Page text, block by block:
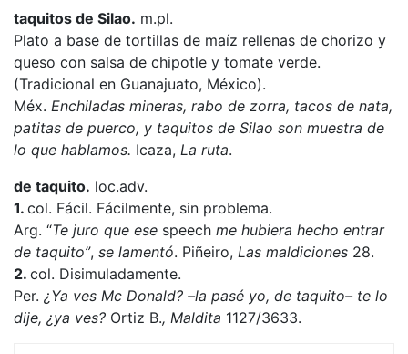
taquitos de Silao. m.pl.
Plato a base de tortillas de maíz rellenas de chorizo y
queso con salsa de chipotle y tomate verde.
(Tradicional en Guanajuato, México).
Méx. Enchiladas mineras, rabo de zorra, tacos de nata,
patitas de puerco, y taquitos de Silao son muestra de
lo que hablamos. Icaza, La ruta.
de taquito. loc.adv.
1. col. Fácil. Fácilmente, sin problema.
Arg. “Te juro que ese speech me hubiera hecho entrar
de taquito”, se lamentó. Piñeiro, Las maldiciones 28.
2. col. Disimuladamente.
Per. ¿Ya ves Mc Donald? –la pasé yo, de taquito– te lo
dije, ¿ya ves? Ortiz B., Maldita 1127/3633.